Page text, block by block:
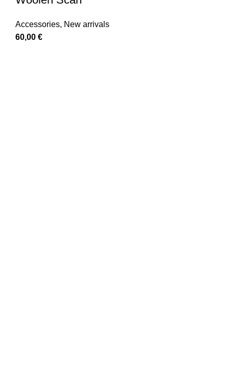
Accessories, New arrivals
60,00 €